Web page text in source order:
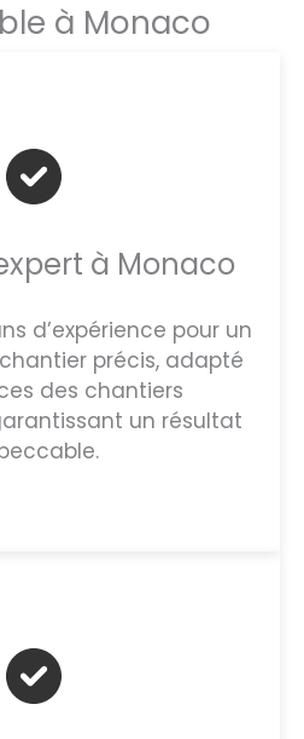
à Monaco
à Monaco
d’expérience pour un
précis, adapté
des chantiers
un résultat